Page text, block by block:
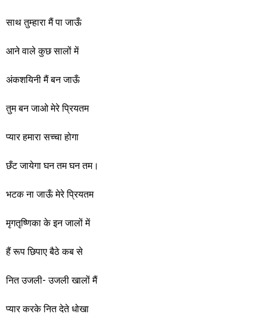
साथ तुम्हारा मैं पा जाऊँ
आने वाले कुछ सालों में
अंकशयिनी मैं बन जाऊँ
तुम बन जाओ मेरे प्रियतम
प्यार हमारा सच्चा होगा
छँट जायेगा घन तम घन तम।
भटक ना जाऊँ मेरे प्रियतम
मृगतृष्णिका के इन जालों में
हैं रूप छिपाए बैठे कब से
नित उजली- उजली खालों मैं
प्यार करके नित देते धोखा